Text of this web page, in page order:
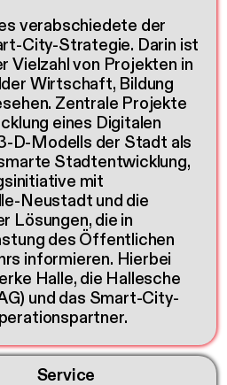
verabschiedete der
City-Strategie. Darin ist
Vielzahl von Projekten in
Wirtschaft, Bildung
Zentrale Projekte
eines Digitalen
D-Modells der Stadt als
Stadtentwicklung,
mit
Neustadt und die
Lösungen, die in
des Öffentlichen
informieren. Hierbei
Halle, die Hallesche
und das Smart-City-
Service